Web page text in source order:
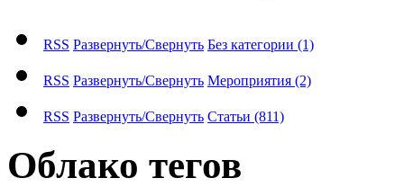
RSS Развернуть/Свернуть Без категории (1)
RSS Развернуть/Свернуть Мероприятия (2)
RSS Развернуть/Свернуть Статьи (811)
Облако тегов